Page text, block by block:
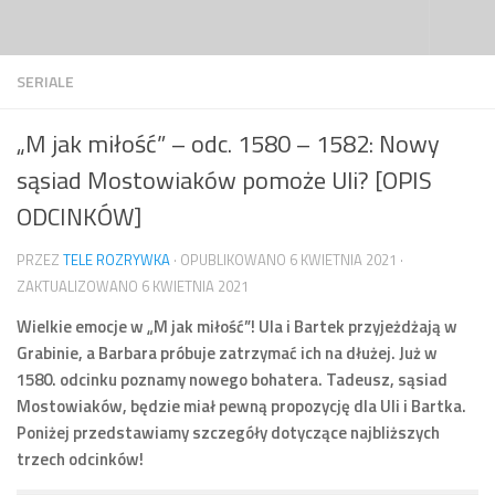
SERIALE
„M jak miłość” – odc. 1580 – 1582: Nowy
sąsiad Mostowiaków pomoże Uli? [OPIS
ODCINKÓW]
PRZEZ TELE ROZRYWKA · OPUBLIKOWANO 6 KWIETNIA 2021 ·
ZAKTUALIZOWANO 6 KWIETNIA 2021
Wielkie emocje w „M jak miłość”! Ula i Bartek przyjeżdżają w
Grabinie, a Barbara próbuje zatrzymać ich na dłużej. Już w
1580. odcinku poznamy nowego bohatera. Tadeusz, sąsiad
Mostowiaków, będzie miał pewną propozycję dla Uli i Bartka.
Poniżej przedstawiamy szczegóły dotyczące najbliższych
trzech odcinków!